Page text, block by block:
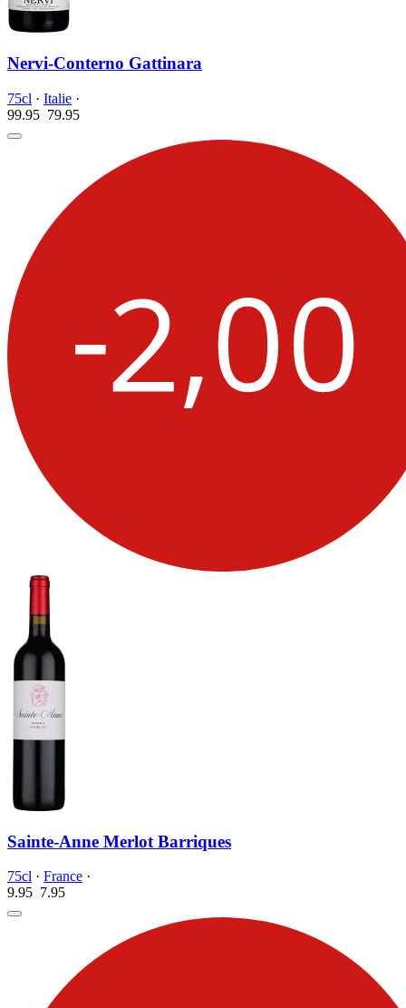
Nervi-Conterno Gattinara
75cl · Italie ·
99.95 79.95
Sainte-Anne Merlot Barriques
75cl · France ·
9.95 7.95